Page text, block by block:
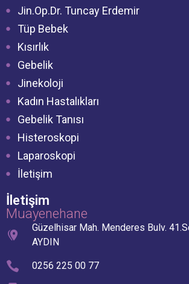
Jin.Op.Dr. Tuncay Erdemir
Tüp Bebek
Kısırlık
Gebelik
Jinekoloji
Kadın Hastalıkları
Gebelik Tanısı
Histeroskopi
Laparoskopi
İletişim
İletişim
Muayenehane
Güzelhisar Mah. Menderes Bulv.
AYDIN
0256 225 00 77